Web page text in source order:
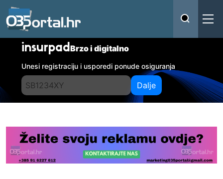
insurpadBrzo i digitalno
Unesi registraciju i usporedi ponude osiguranja
Dalje